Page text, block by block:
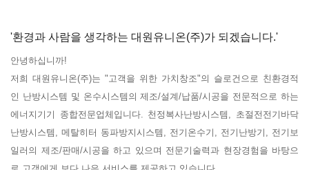
'환경과 사람을 생각하는 대원유니온(주)가 되겠습니다.'
안녕하십니까!
저희 대원유니온(주)는 "고객을 위한 가치창조"의 슬로건으로 친환경적
인 난방시스템 및 온수시스템의 제조/설계/납품/시공을 전문적으로 하는
에너지기기 종합전문업체입니다. 천정복사난방시스템, 초절전전기바닥
난방시스템, 메탈히터 동파방지시스템, 전기온수기, 전기난방기, 전기보
일러의 제조/판매/시공을 하고 있으며 전문기술력과 현장경험을 바탕으